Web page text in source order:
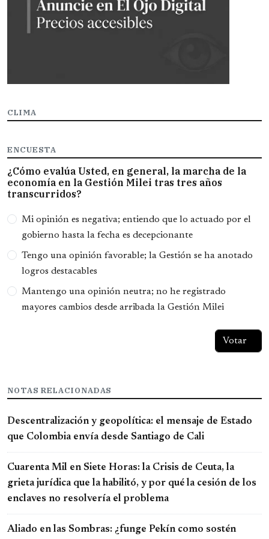
CLIMA
ENCUESTA
¿Cómo evalúa Usted, en general, la marcha de la
economía en la Gestión Milei tras tres años
transcurridos?
Opciones
Mi opinión es negativa; entiendo que lo actuado por el
gobierno hasta la fecha es decepcionante
Tengo una opinión favorable; la Gestión se ha anotado
logros destacables
Mantengo una opinión neutra; no he registrado
mayores cambios desde arribada la Gestión Milei
NOTAS RELACIONADAS
Descentralización y geopolítica: el mensaje de Estado
que Colombia envía desde Santiago de Cali
Cuarenta Mil en Siete Horas: la Crisis de Ceuta, la
grieta jurídica que la habilitó, y por qué la cesión de los
enclaves no resolvería el problema
Aliado en las Sombras: ¿funge Pekín como sostén